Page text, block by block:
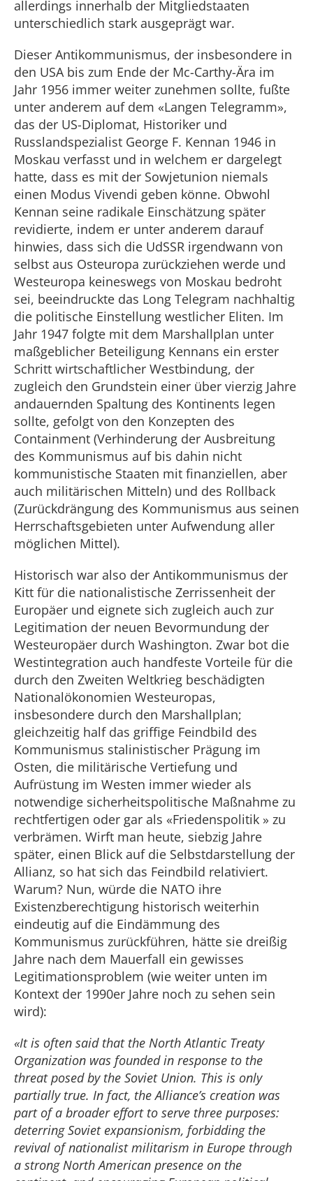
allerdings innerhalb der Mitgliedstaaten
unterschiedlich stark ausgeprägt war.
Dieser Antikommunismus, der insbesondere in
den USA bis zum Ende der Mc-Carthy-Ära im
Jahr 1956 immer weiter zunehmen sollte, fußte
unter anderem auf dem «Langen Telegramm»,
das der US-Diplomat, Historiker und
Russlandspezialist George F. Kennan 1946 in
Moskau verfasst und in welchem er dargelegt
hatte, dass es mit der Sowjetunion niemals
einen Modus Vivendi geben könne. Obwohl
Kennan seine radikale Einschätzung später
revidierte, indem er unter anderem darauf
hinwies, dass sich die UdSSR irgendwann von
selbst aus Osteuropa zurückziehen werde und
Westeuropa keineswegs von Moskau bedroht
sei, beeindruckte das Long Telegram nachhaltig
die politische Einstellung westlicher Eliten. Im
Jahr 1947 folgte mit dem Marshallplan unter
maßgeblicher Beteiligung Kennans ein erster
Schritt wirtschaftlicher Westbindung, der
zugleich den Grundstein einer über vierzig Jahre
andauernden Spaltung des Kontinents legen
sollte, gefolgt von den Konzepten des
Containment (Verhinderung der Ausbreitung
des Kommunismus auf bis dahin nicht
kommunistische Staaten mit finanziellen, aber
auch militärischen Mitteln) und des Rollback
(Zurückdrängung des Kommunismus aus seinen
Herrschaftsgebieten unter Aufwendung aller
möglichen Mittel).
Historisch war also der Antikommunismus der
Kitt für die nationalistische Zerrissenheit der
Europäer und eignete sich zugleich auch zur
Legitimation der neuen Bevormundung der
Westeuropäer durch Washington. Zwar bot die
Westintegration auch handfeste Vorteile für die
durch den Zweiten Weltkrieg beschädigten
Nationalökonomien Westeuropas,
insbesondere durch den Marshallplan;
gleichzeitig half das griffige Feindbild des
Kommunismus stalinistischer Prägung im
Osten, die militärische Vertiefung und
Aufrüstung im Westen immer wieder als
notwendige sicherheitspolitische Maßnahme zu
rechtfertigen oder gar als «Friedenspolitik » zu
verbrämen. Wirft man heute, siebzig Jahre
später, einen Blick auf die Selbstdarstellung der
Allianz, so hat sich das Feindbild relativiert.
Warum? Nun, würde die NATO ihre
Existenzberechtigung historisch weiterhin
eindeutig auf die Eindämmung des
Kommunismus zurückführen, hätte sie dreißig
Jahre nach dem Mauerfall ein gewisses
Legitimationsproblem (wie weiter unten im
Kontext der 1990er Jahre noch zu sehen sein
wird):
«It is often said that the North Atlantic Treaty
Organization was founded in response to the
threat posed by the Soviet Union. This is only
partially true. In fact, the Alliance’s creation was
part of a broader effort to serve three purposes:
deterring Soviet expansionism, forbidding the
revival of nationalist militarism in Europe through
a strong North American presence on the